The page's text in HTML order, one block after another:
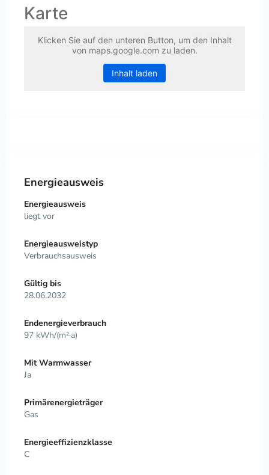
Karte
Klicken Sie auf den unteren Button, um den Inhalt
von maps.google.com zu laden.
Inhalt laden
Energieausweis
Energieausweis
liegt vor
Energie­ausweistyp
Verbrauchsausweis
Gültig bis
28.06.2032
Endenergieverbrauch
97 kWh/(m²·a)
Mit Warmwasser
Ja
Primärenergieträger
Gas
Energieeffizienzklasse
C